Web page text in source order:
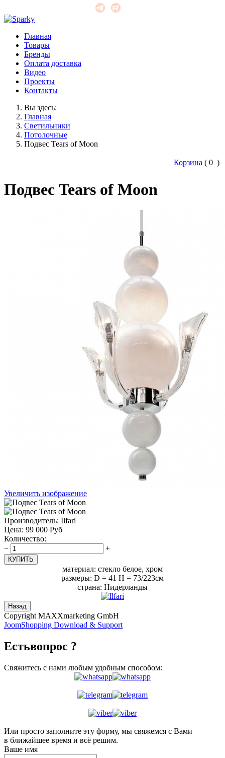
Главная
Товары
Бренды
Оплата доставка
Видео
Проекты
Контакты
Вы здесь:
Главная
Светильники
Потолочные
Подвес Tears of Moon
Корзина ( 0 )
Подвес Tears of Moon
Увеличить изображение
Производитель: Ilfari
Цена: 99 000 Руб
Количество:
−
+
материал: стекло белое, хром
размеры: D = 41 H = 73/223см
страна: Нидерланды
Copyright MAXXmarketing GmbH
JoomShopping Download & Support
Естьвопрос ?
Свяжитесь с нами любым удобным способом:
Или просто заполните эту форму, мы свяжемся с Вами
в ближайшее время и всё решим.
Ваше имя